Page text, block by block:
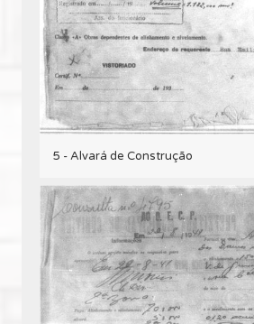
5 - Alvará de Construção